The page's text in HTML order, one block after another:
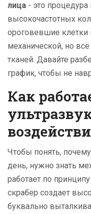
лица - это
высокочастотных
ороговевшие клетки
механической, но
тканей. Давайте
график, чтобы не
Как
Чтобы понять,
день, нужно знать
работает по
скрабер создает
буквально